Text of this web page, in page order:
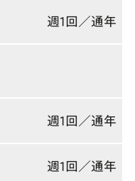
週１回／通年
週１回／通年
週１回／通年